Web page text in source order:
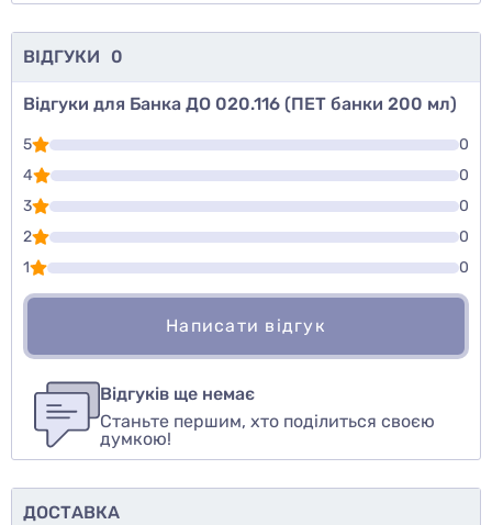
ВІДГУКИ 0
Відгуки для Банка ДО 020.116 (ПЕТ банки 200 мл)
5
0
4
0
3
0
2
0
1
0
Написати відгук
авторизуйтесьили войдите
Оцінити товар
Відгуків ще немає
Станьте першим, хто поділиться своєю
думкою!
ДОСТАВКА